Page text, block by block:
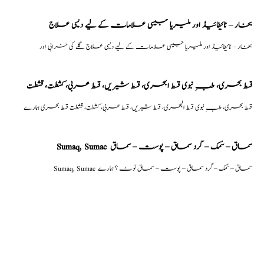
بخار – ٹائیفائیڈ اور ملیریا جیسی علامات کے لیے دیسی علاج
بخار – ٹائیفائیڈ اور ملیریا جیسی علامات کے لیے دیسی علاج گلے کی خرابی اور
قسط بحری، طبِ نبوی قسط البحری، قسط شیریں، قسط عربی، كشطت، قشطت
قسط بحری، طبِ نبوی قسط البحری، قسط شیریں، قسط عربی، كشطت، قشطت قسط بحری ہمارے
Sumaq, Sumac سماق – سُمک – گرد سماق – پوست – سماق
Sumaq, Sumac سماق – سُمک – گرد سماق – پوست – سماق نوٹ ؟ ہمارے